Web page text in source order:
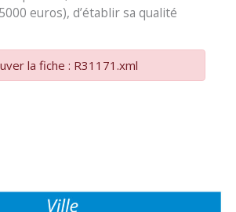
euros), d’établir sa qualité
la fiche : R31171.xml